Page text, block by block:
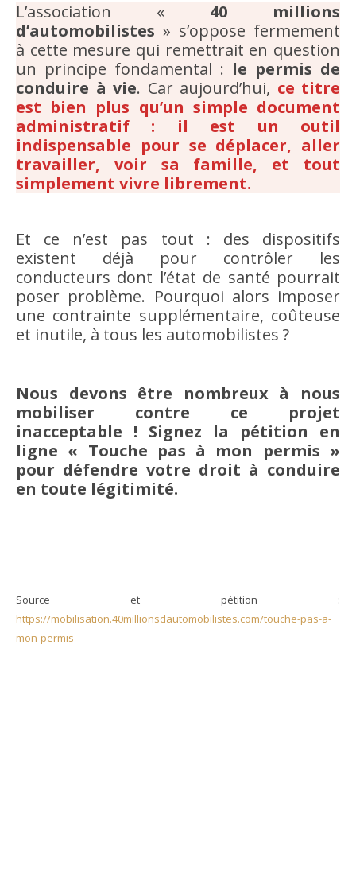
L’association « 40 millions
d’automobilistes » s’oppose fermement
à cette mesure qui remettrait en question
un principe fondamental : le permis de
conduire à vie. Car aujourd’hui, ce titre
est bien plus qu’un simple document
administratif : il est un outil
indispensable pour se déplacer, aller
travailler, voir sa famille, et tout
simplement vivre librement.
Et ce n’est pas tout : des dispositifs
existent déjà pour contrôler les
conducteurs dont l’état de santé pourrait
poser problème. Pourquoi alors imposer
une contrainte supplémentaire, coûteuse
et inutile, à tous les automobilistes ?
Nous devons être nombreux à nous
mobiliser contre ce projet
inacceptable ! Signez la pétition en
ligne « Touche pas à mon permis »
pour défendre votre droit à conduire
en toute légitimité.
Source et pétition :
https://mobilisation.40millionsdautomobilistes.com/touche-pas-a-
mon-permis